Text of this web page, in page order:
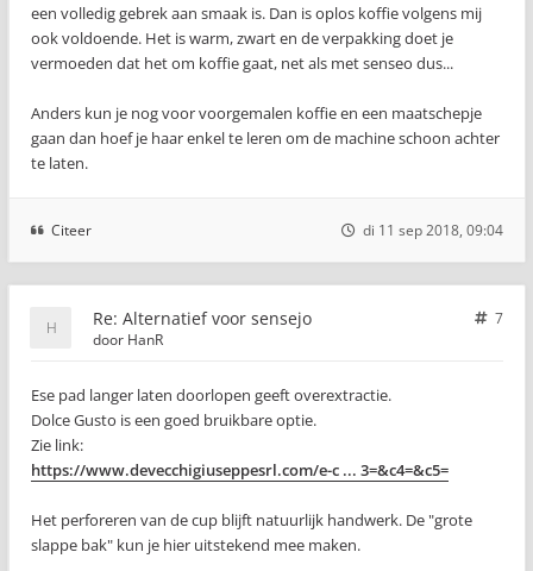
een volledig gebrek aan smaak is. Dan is oplos koffie volgens mij
ook voldoende. Het is warm, zwart en de verpakking doet je
vermoeden dat het om koffie gaat, net als met senseo dus...
Anders kun je nog voor voorgemalen koffie en een maatschepje
gaan dan hoef je haar enkel te leren om de machine schoon achter
te laten.
Citeer di 11 sep 2018, 09:04
Re: Alternatief voor sensejo
7
door HanR
Ese pad langer laten doorlopen geeft overextractie.
Dolce Gusto is een goed bruikbare optie.
Zie link:
https://www.devecchigiuseppesrl.com/e-c ... 3=&c4=&c5=
Het perforeren van de cup blijft natuurlijk handwerk. De "grote
slappe bak" kun je hier uitstekend mee maken.